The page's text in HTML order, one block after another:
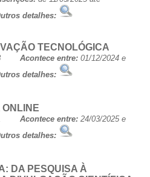
detalhes:
TECNOLÓGICA
Acontece entre: 01/12/2024 e
detalhes:
ONLINE
Acontece entre: 24/03/2025 e
detalhes:
DA PESQUISA À